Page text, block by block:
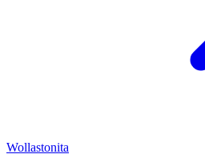
Wollastonita